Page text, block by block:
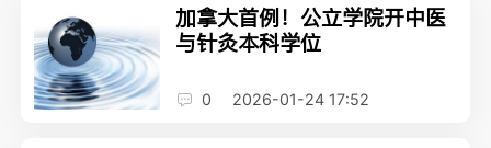
加拿大首例！公立学院开中医
与针灸本科学位
0 2026-01-24 17:52